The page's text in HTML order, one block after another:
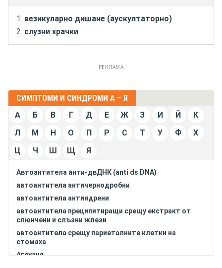
везикуларно дишане (аускултаторно)
слузни храчки
РЕКЛАМА
СИМПТОМИ И СИНДРОМИ А – Я
А
Б В Г Д Е Ж З И Й
К
Л
М Н О П Р С Т У Ф
Х
Ц
Ч Ш Щ Я
Автоантитела анти-двДНК (anti ds DNA)
автоантитела античернодробни
автоантитела антиядрени
автоантитела преципитиращи срещу екстракт от
слюнчени и слъзни жлези
автоантитела срещу париеталните клетки на
стомаха
Агеузия